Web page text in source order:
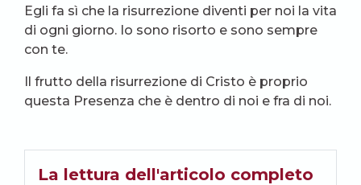
Egli fa sì che la risurrezione diventi per noi la vita
di ogni giorno. Io sono risorto e sono sempre
con te.
Il frutto della risurrezione di Cristo è proprio
questa Presenza che è dentro di noi e fra di noi.
La lettura dell'articolo completo